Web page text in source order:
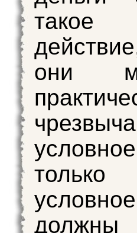
такое
они